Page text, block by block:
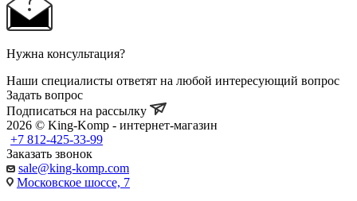
Нужна консультация?
Наши специалисты ответят на любой интересующий вопрос
Задать вопрос
Подписаться на рассылку
2026 © King-Komp - интернет-магазин
+7 812-425-33-99
Заказать звонок
sale@king-komp.com
Московское шоссе, 7